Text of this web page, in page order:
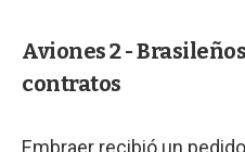
Aviones 2 -
contratos
Embraer recibió un